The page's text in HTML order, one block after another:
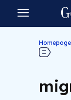
Homepage